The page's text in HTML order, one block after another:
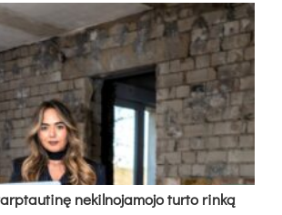
nekilnojamojo turto rinką